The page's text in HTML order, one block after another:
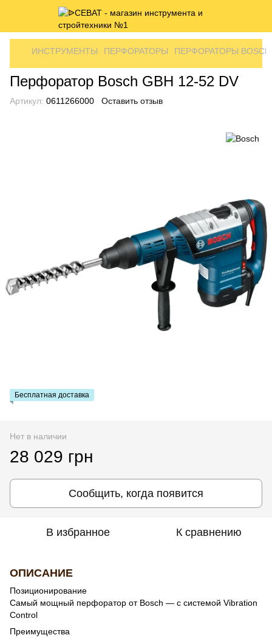
ИНСТРУМЕНТЫ ПЕРФОРАТОРЫ ПЕРФОРАТОРЫ BOSCH
Перфоратор Bosch GBH 12-52 DV
Артикул: 0611266000 Оставить отзыв
Бесплатная доставка
Нет в наличии
28 029 грн
Сообщить, когда появится
В избранное К сравнению
ОПИСАНИЕ
Позиционирование
Самый мощный перфоратор от Bosch — с системой Vibration
Control
Преимущества